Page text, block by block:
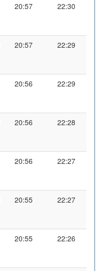
20:57 22:30
20:57 22:29
20:56 22:29
20:56 22:28
20:56 22:27
20:55 22:27
20:55 22:26